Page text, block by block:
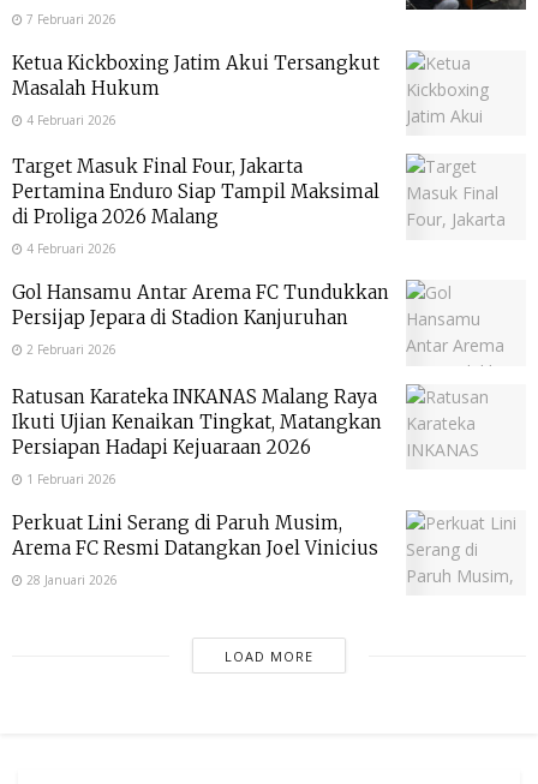
7 Februari 2026
Ketua Kickboxing Jatim Akui Tersangkut
Masalah Hukum
4 Februari 2026
Target Masuk Final Four, Jakarta
Pertamina Enduro Siap Tampil Maksimal
di Proliga 2026 Malang
4 Februari 2026
Gol Hansamu Antar Arema FC Tundukkan
Persijap Jepara di Stadion Kanjuruhan
2 Februari 2026
Ratusan Karateka INKANAS Malang Raya
Ikuti Ujian Kenaikan Tingkat, Matangkan
Persiapan Hadapi Kejuaraan 2026
1 Februari 2026
Perkuat Lini Serang di Paruh Musim,
Arema FC Resmi Datangkan Joel Vinicius
28 Januari 2026
LOAD MORE